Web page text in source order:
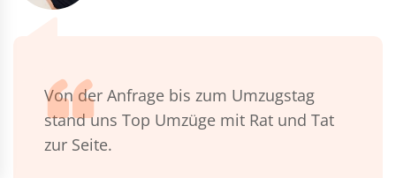
Von der Anfrage bis zum Umzugstag
stand uns Top Umzüge mit Rat und Tat
zur Seite.